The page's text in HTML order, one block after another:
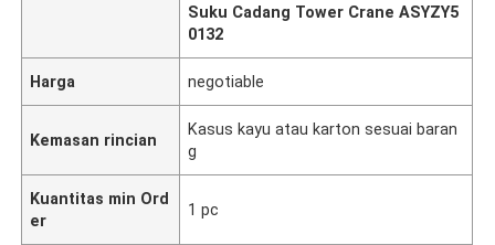
Suku Cadang Tower Crane ASYZY5
0132
Harga negotiable
Kemasan rincian
Kasus kayu atau karton sesuai baran
g
Kuantitas min Ord
er
1 pc